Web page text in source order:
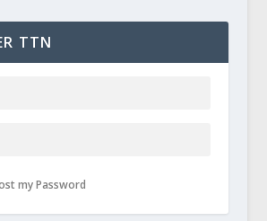
TTN
my Password